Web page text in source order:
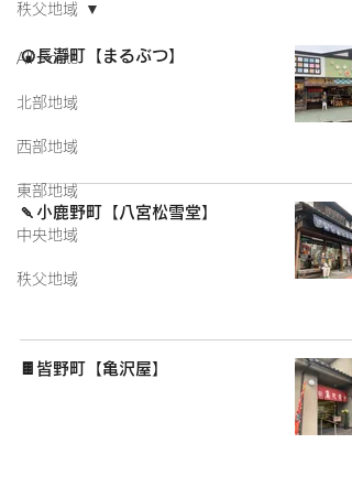
All Posts
北部地域
西部地域
東部地域
中央地域
秩父地域
秩父地域
🍘長瀞町【まるぶつ】
🍡小鹿野町【八宮松雪堂】
🍫皆野町【亀沢屋】